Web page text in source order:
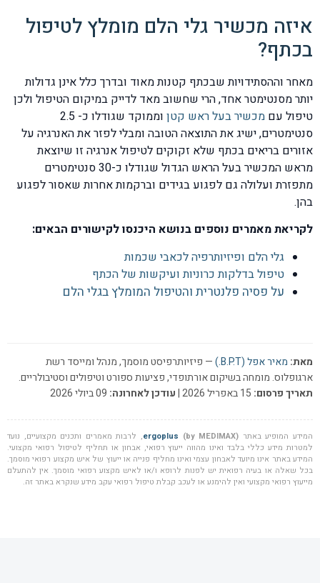
איזה מכשיר גלי הלם מומלץ לטיפול
בכתף?
מאחר וההסתידויות שבכתף קטנות מאוד ובדרך כלל אינן גדולות
יותר מסנטימטר אחד, הרי שחשוב מאד לדייק במיקום הטיפול ולכן
טיפול עם מכשיר בעל ראש קטן
וממוקד שגודלו כ- 2.5
סנטימטרים, ישיג את התוצאה הטובה ומבלי לפזר את האנרגיה על
אזורים בריאים בכתף שלא זקוקים לטיפול אנרגיה זו שיוצאת
מראש המכשיר בעל הראש הגדול שגודלו כ-30 סנטימטרים
מתפזרת ועלולה גם לפגוע בגידים וברקמות אחרות שאסור לפגוע
בהן.
לקריאת מאמרים נוספים בנושא היכנסו לקישורים הבאים:
גלי הלם ופיזיותרפיה לכאבי שכמות
טיפול בדלקות כרוניות ועיקשות של הכתף
על פסיה פלנטרית והטיפול המומלץ בגלי הלם
מאת: מאיר אפל (B.P.T.)
— פיזיותרפיסט מוסמך, מנהל ומייסד רשת
ארגופלוס. מומחה בשיקום אורתופדי, פציעות ספורט וטיפולים וסטיבולריים.
תאריך פרסום:
עודכן לאחרונה:
המידע המופיע באתר ergoplus (by MEDIMAX)
, לרבות מאמרים ותכנים מקצועיים, נועד
למטרות מידע כללי בלבד ואינו מהווה ייעוץ רפואי, אבחון או תחליף לטיפול רפואי מקצועי.
המידע באתר אינו מיועד לאבחון עצמי ואינו מחליף פנייה או ייעוץ של איש מקצוע רפואי מוסמך.
בכל שאלה או בעיה רפואית יש לפנות לרופא ו/או לאיש מקצוע רפואי מוסמך. אין להתעלם
מייעוץ רפואי מקצועי ואין להימנע או לעכב קבלת טיפול רפואי עקב מידע שנקרא באתר זה.